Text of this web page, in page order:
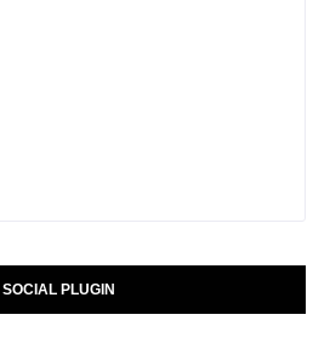
SOCIAL PLUGIN